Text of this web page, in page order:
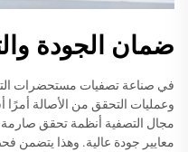
ضمان الجودة
في صناعة تصفيات مستحضرات
وعمليات التحقق من الأصالة
مجال التصفية أنظمة تحقق
معايير جودة عالية. وهذا يتضمن